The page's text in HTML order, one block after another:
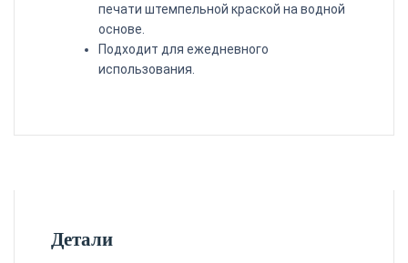
печатиштемпельной краской на водной
основе.
Подходит для ежедневного
использования.
Детали